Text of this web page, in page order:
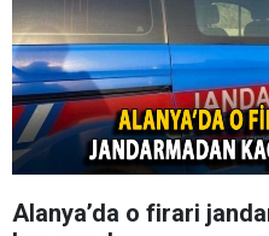
Alanya’da o firari